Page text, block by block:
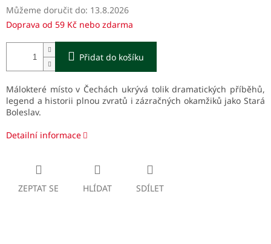
Můžeme doručit do: 13.8.2026
Doprava od 59 Kč nebo zdarma
Přidat do košíku
Málokteré místo v Čechách ukrývá tolik dramatických příběhů,
legend a historii plnou zvratů i zázračných okamžiků jako Stará
Boleslav.
Detailní informace
ZEPTAT SE HLÍDAT SDÍLET